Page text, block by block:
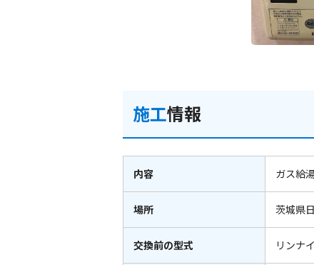
施工情報
内容 ガス給
場所 茨城県
交換前の型式 リンナイ